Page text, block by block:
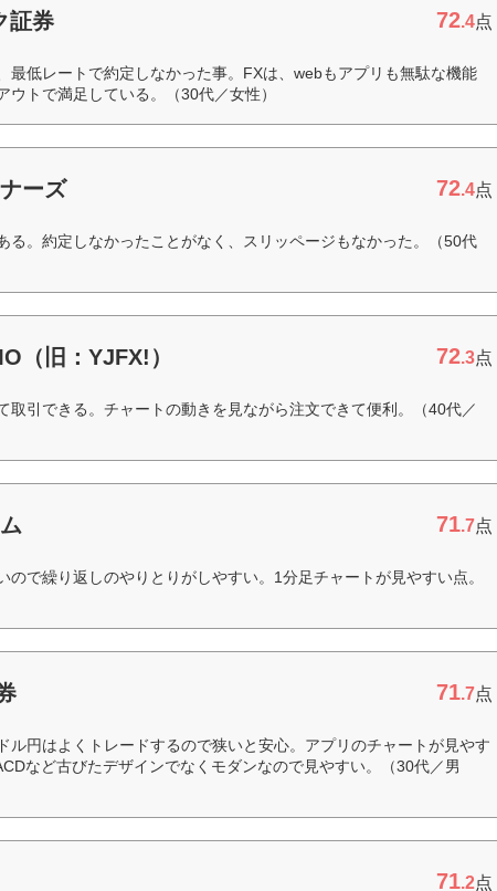
証券 72.4点
最低レートで約定しなかった事。FXは、webもアプリも無駄な機能
ウトで満足している。（30代／女性）
ーズ 72.4点
る。約定しなかったことがなく、スリッページもなかった。（50代
（旧：YJFX!） 72.3点
取引できる。チャートの動きを見ながら注文できて便利。（40代／
71.7点
ので繰り返しのやりとりがしやすい。1分足チャートが見やすい点。
71.7点
ル円はよくトレードするので狭いと安心。アプリのチャートが見やす
など古びたデザインでなくモダンなので見やすい。（30代／男
71.2点